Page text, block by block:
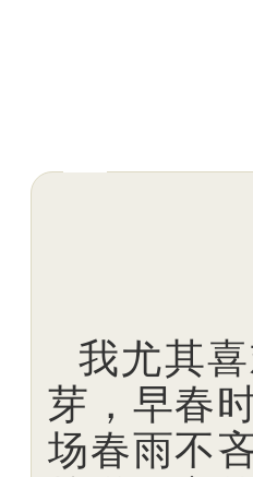
我尤其
芽，早春
场春雨不